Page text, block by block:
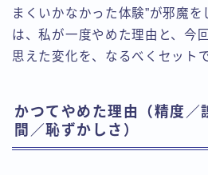
まくいかなかった体験”が邪魔
は、私が一度やめた理由と、今
思えた変化を、なるべくセット
かつてやめた理由（精度／
間／恥ずかしさ）